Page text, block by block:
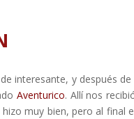
interesante, y después
Aventurico. Allí nos
muy bien, pero al final